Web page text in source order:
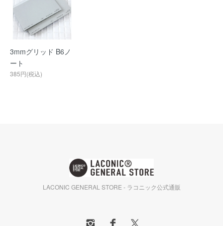
3mmグリッド B6ノ
ート
385円(税込)
LACONIC GENERAL STORE - ラコニック公式通販